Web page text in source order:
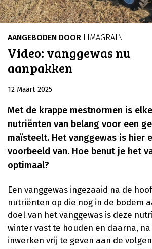
AANGEBODEN DOOR LIMAGRAIN
Video: vanggewas nu
aanpakken
12 Maart 2025
Met de krappe mestnormen is
nutriënten van belang voor een
maïsteelt. Het vanggewas is hier
voorbeeld van. Hoe benut je het
optimaal?
Een vanggewas ingezaaid na de
nutriënten op die nog in de bodem
doel van het vanggewas is deze
winter vast te houden en daarna,
inwerken vrij te geven aan de